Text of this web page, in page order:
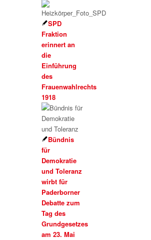
SPD
Fraktion
erinnert an
die
Einführung
des
Frauenwahlrechts
1918
Bündnis
für
Demokratie
und Toleranz
wirbt für
Paderborner
Debatte zum
Tag des
Grundgesetzes
am 23. Mai